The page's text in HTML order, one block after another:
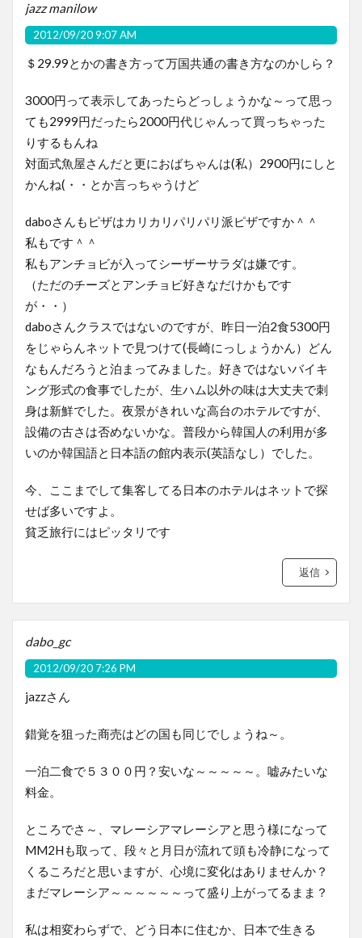
jazz manilow
2012/09/20 9:07 AM
＄29.99とかの書き方って万国共通の書き方なのかしら？
3000円って表示してあったらどっしょうかな～って思っ
ても2999円だったら2000円代じゃんって買っちゃった
りするもんね
対面式魚屋さんだと更におばちゃんは(私）2900円にしと
かんね(・・とか言っちゃうけど
daboさんもピザはカリカリパリパリ派ピザですか＾＾
私もです＾＾
私もアンチョビが入ってシーザーサラダは嫌です。
（ただのチーズとアンチョビ好きなだけかもです
が・・）
daboさんクラスではないのですが、昨日一泊2食5300円
をじゃらんネットで見つけて(長崎にっしょうかん）どん
なもんだろうと泊まってみました。好きではないバイキ
ング形式の食事でしたが、生ハム以外の味は大丈夫で刺
身は新鮮でした。夜景がきれいな高台のホテルですが、
設備の古さは否めないかな。普段から韓国人の利用が多
いのか韓国語と日本語の館内表示(英語なし）でした。
今、ここまでして集客してる日本のホテルはネットで探
せば多いですよ。
貧乏旅行にはピッタリです
返信
dabo_gc
2012/09/20 7:26 PM
jazzさん
錯覚を狙った商売はどの国も同じでしょうね～。
一泊二食で５３００円？安いな～～～～～。嘘みたいな
料金。
ところでさ～、マレーシアマレーシアと思う様になって
MM2Hも取って、段々と月日が流れて頭も冷静になって
くるころだと思いますが、心境に変化はありませんか？
まだマレーシア～～～～～～って盛り上がってるまま？
私は相変わらずで、どう日本に住むか、日本で生きる